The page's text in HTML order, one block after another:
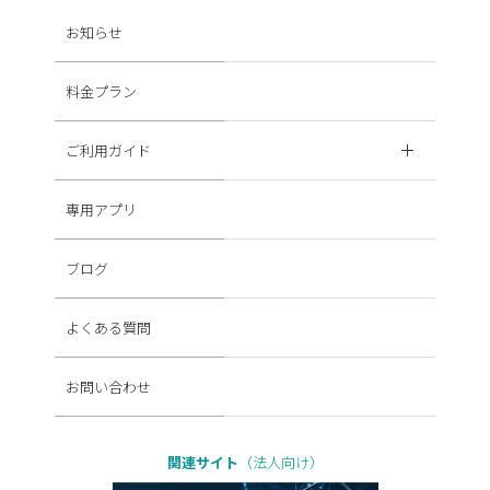
お知らせ
料金プラン
ご利用ガイド
専用アプリ
ブログ
よくある質問
お問い合わせ
関連サイト （法人向け）